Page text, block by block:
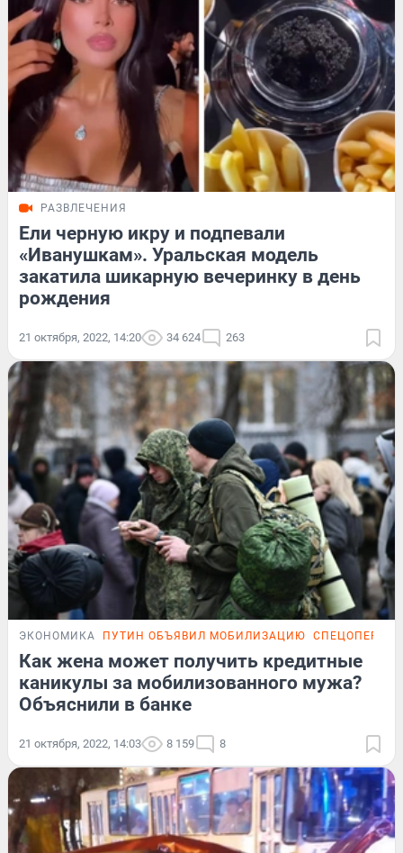
РАЗВЛЕЧЕНИЯ
Ели черную икру и подпевали
«Иванушкам». Уральская модель
закатила шикарную вечеринку в день
рождения
21 октября, 2022, 14:20 34 624 263
ЭКОНОМИКА ПУТИН ОБЪЯВИЛ МОБИЛИЗАЦИЮ
Как жена может получить кредитные
каникулы за мобилизованного мужа?
Объяснили в банке
21 октября, 2022, 14:03 8 159 8